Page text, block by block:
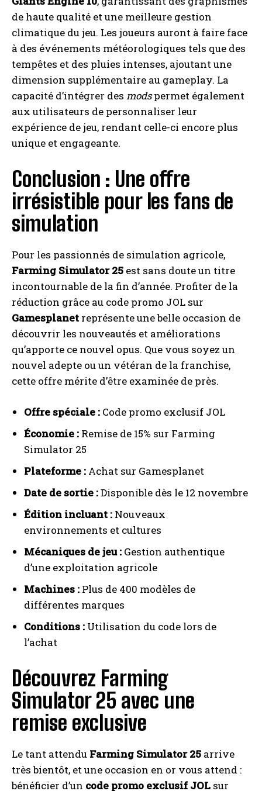
de haute qualité et une meilleure gestion
climatique du jeu. Les joueurs auront à faire face
à des événements météorologiques tels que des
tempêtes et des pluies intenses, ajoutant une
dimension supplémentaire au gameplay. La
capacité d’intégrer des modspermet également
aux utilisateurs de personnaliser leur
expérience de jeu, rendant celle-ci encore plus
unique et engageante.
Conclusion : Une offre
irrésistible pour les fans de
simulation
Pour les passionnés de simulation agricole,
Farming Simulator 25 est sans doute un titre
incontournable de la fin d’année. Profiter de la
réduction grâce au code promo JOL sur
Gamesplanet représente une belle occasion de
découvrir les nouveautés et améliorations
qu’apporte ce nouvel opus. Que vous soyez un
nouvel adepte ou un vétéran de la franchise,
cette offre mérite d’être examinée de près.
Offre spéciale : Code promo exclusif JOL
Économie : Remise de 15% sur Farming
Simulator 25
Plateforme : Achat sur Gamesplanet
Date de sortie :Disponible dès le 12 novembre
Édition incluant : Nouveaux
environnements et cultures
Mécaniques de jeu : Gestion authentique
d’une exploitation agricole
Machines : Plus de 400 modèles de
différentes marques
Conditions : Utilisation du code lors de
l’achat
Découvrez Farming
Simulator 25 avec une
remise exclusive
Le tant attendu Farming Simulator 25 arrive
très bientôt, et une occasion en or vous attend :
bénéficier d’un code promo exclusif JOL sur